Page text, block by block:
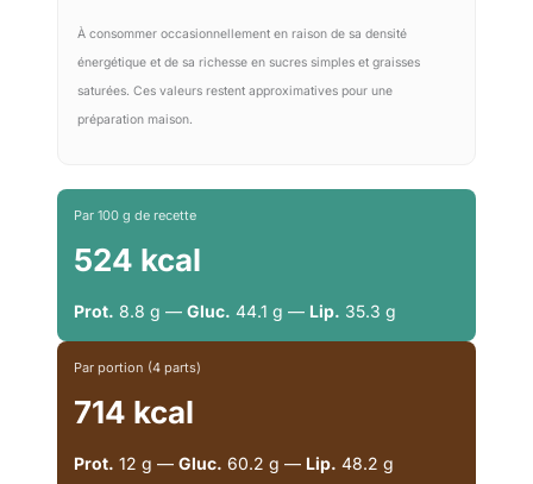
À consommer occasionnellement en raison de sa densité
énergétique et de sa richesse en sucres simples et graisses
saturées. Ces valeurs restent approximatives pour une
préparation maison.
Par 100 g de recette
524 kcal
Prot. 8.8 g — Gluc. 44.1 g — Lip. 35.3 g
Par portion (4 parts)
714 kcal
Prot. 12 g — Gluc. 60.2 g — Lip. 48.2 g